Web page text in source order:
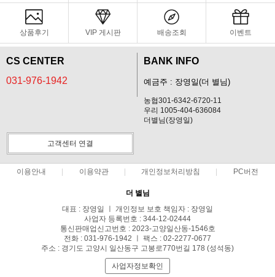
상품후기 VIP 게시판 배송조회 이벤트
CS CENTER
031-976-1942
BANK INFO
예금주 : 장영일(더 별님)
농협301-6342-6720-11
우리 1005-404-636084
더별님(장영일)
고객센터 연결
이용안내 이용약관 개인정보처리방침 PC버전
더 별님
대표 : 장영일 ㅣ 개인정보 보호 책임자 : 장영일
사업자 등록번호 : 344-12-02444
통신판매업신고번호 : 2023-고양일산동-1546호
전화 : 031-976-1942 ㅣ 팩스 : 02-2277-0677
주소 : 경기도 고양시 일산동구 고봉로770번길 178 (성석동)
사업자정보확인